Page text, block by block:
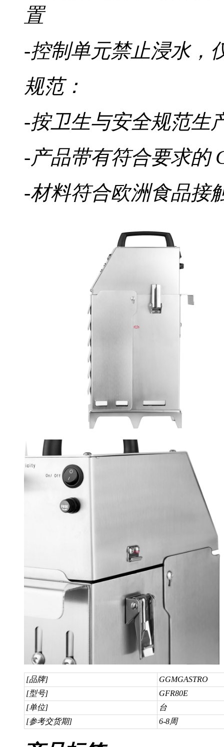
置
-控制单元禁止浸水，
规范：
-按卫生与安全规范生
-产品带有符合要求的
-材料符合欧洲食品接
[品牌]
GGMGASTRO
[型号]
GFR80E
[单位]
台
[参考交货期]
6-8周